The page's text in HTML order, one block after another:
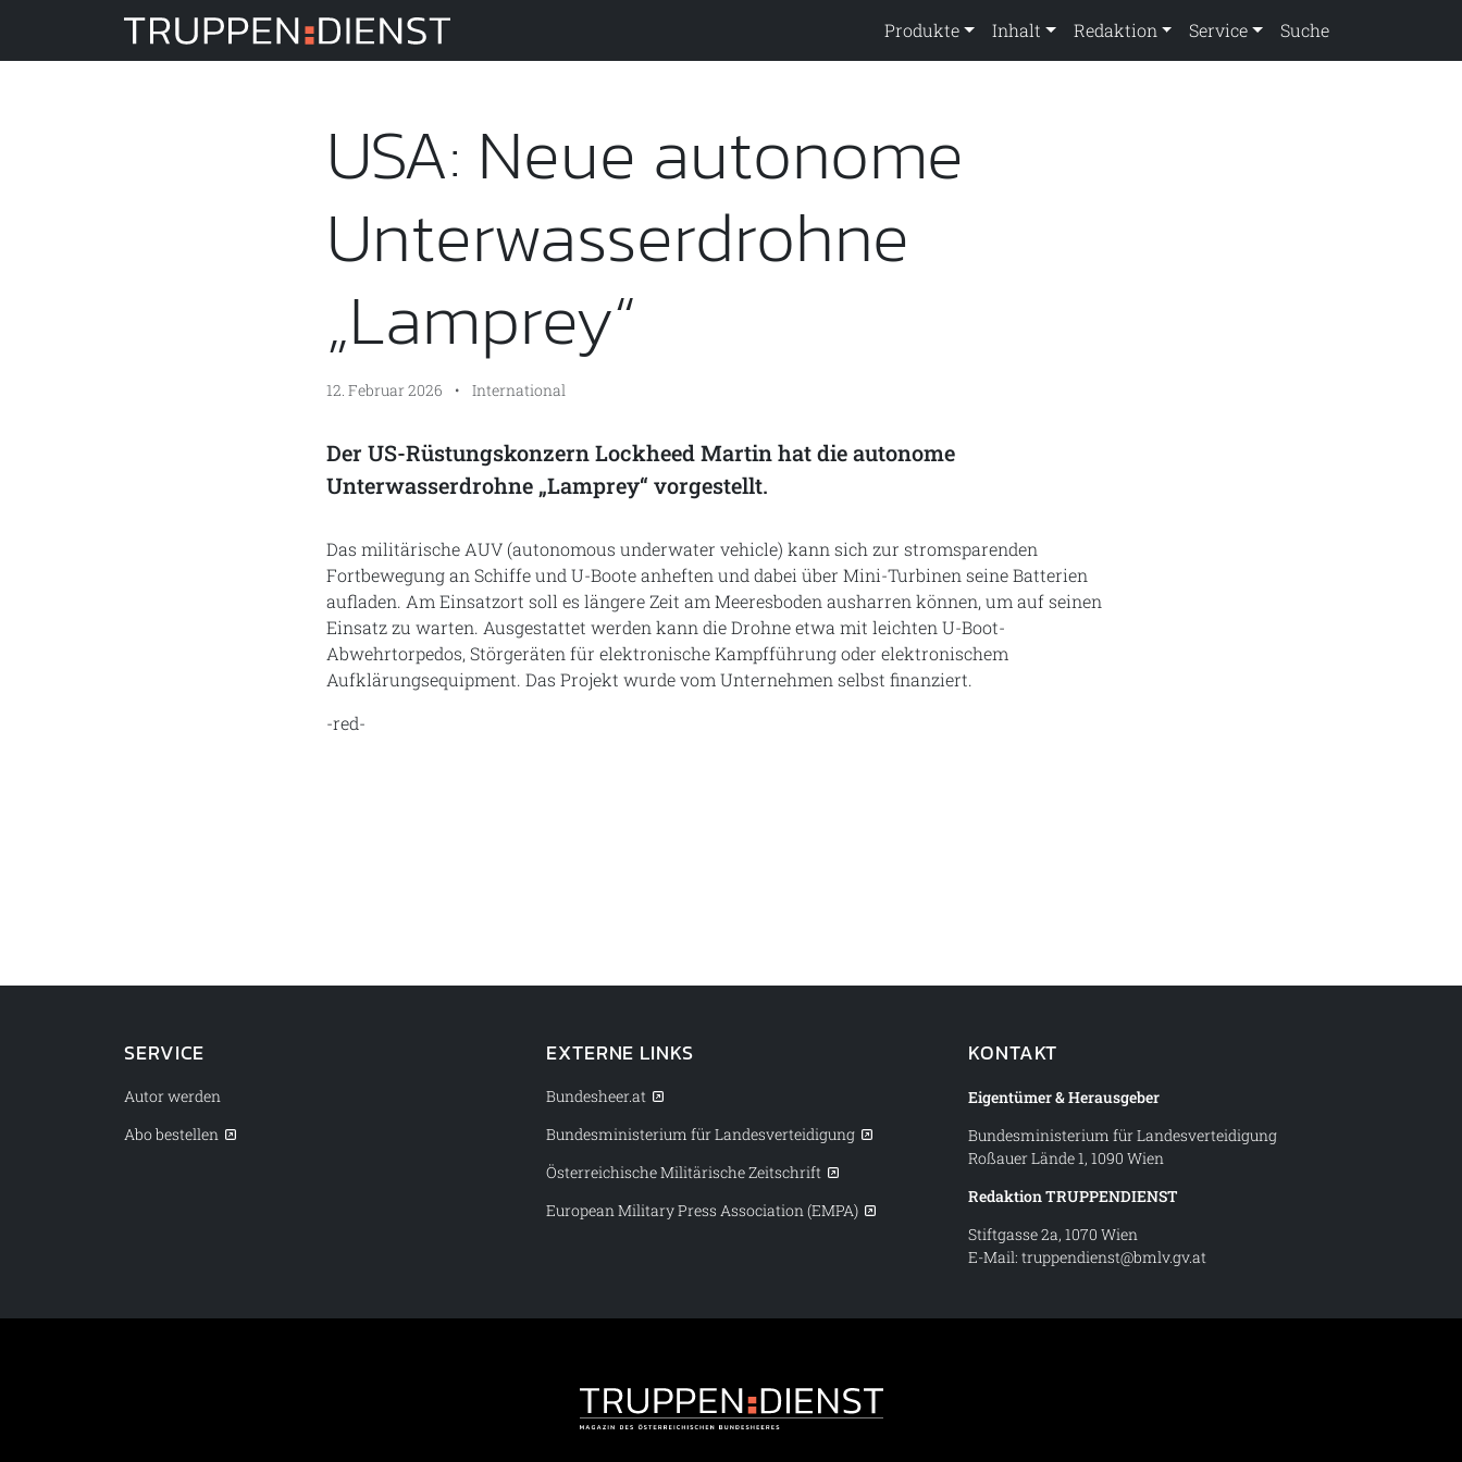
Truppendienst Produkte Inhalt Redaktion Service Suche
USA: Neue autonome
Unterwasserdrohne
„Lamprey“
12. Februar 2026 • International
Der US-Rüstungskonzern Lockheed Martin hat die autonome
Unterwasserdrohne „Lamprey“ vorgestellt.
Das militärische AUV (autonomous underwater vehicle) kann sich zur stromsparenden
Fortbewegung an Schiffe und U-Boote anheften und dabei über Mini-Turbinen seine Batterien
aufladen. Am Einsatzort soll es längere Zeit am Meeresboden ausharren können, um auf seinen
Einsatz zu warten. Ausgestattet werden kann die Drohne etwa mit leichten U-Boot-
Abwehrtorpedos, Störgeräten für elektronische Kampfführung oder elektronischem
Aufklärungsequipment. Das Projekt wurde vom Unternehmen selbst finanziert.
-red-
SERVICE
Autor werden
Abo bestellen
EXTERNE LINKS
Bundesheer.at
Bundesministerium für Landesverteidigung
Österreichische Militärische Zeitschrift
European Military Press Association (EMPA)
KONTAKT
Eigentümer & Herausgeber
Bundesministerium für Landesverteidigung
Roßauer Lände 1, 1090 Wien
Redaktion TRUPPENDIENST
Stiftgasse 2a, 1070 Wien
E-Mail: truppendienst@bmlv.gv.at
Truppendienst – Magazin des Österreichischen Bundesheeres